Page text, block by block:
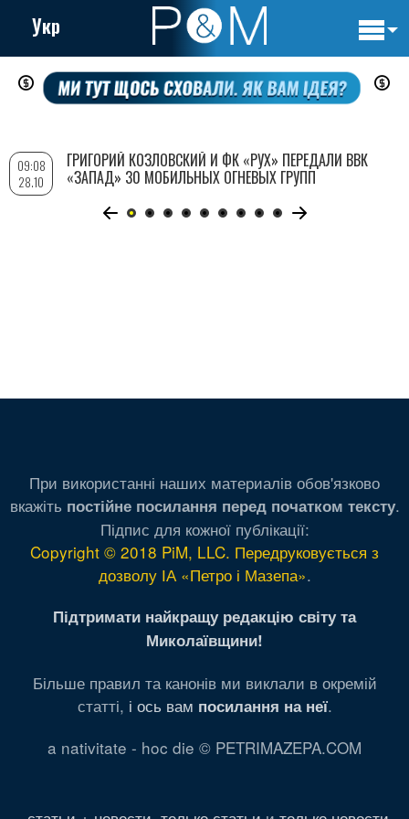
Перейти
содержанию
Укр
09:08
28.10
ГРИГОРИЙ КОЗЛОВСКИЙ И ФК «РУХ» ПЕРЕДАЛИ ВВК
«ЗАПАД» 30 МОБИЛЬНЫХ ОГНЕВЫХ ГРУПП
При використанні наших материалів обов'язково
вкажіть постійне посилання перед початком тексту.
Підпис для кожної публікації:
Copyright © 2018 PiM, LLC. Передруковується з
дозволу ІА «Петро і Мазепа».
Підтримати найкращу редакцію світу та
Миколаївщини!
Більше правил та канонів ми виклали в окремій
статті, і ось вам посилання на неї.
a nativitate - hoc die © PETRIMAZEPA.COM